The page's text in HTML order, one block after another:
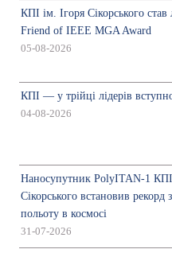
КПІ ім. Ігоря Сікорського став
Friend of IEEE MGA Award
05-08-2026
КПІ — у трійці лідерів
04-08-2026
Наносупутник PolyITAN-1 КПІ
Сікорського встановив рекорд
польоту в космосі
31-07-2026